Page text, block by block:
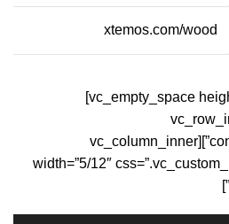
xtemos.com/wood
[/vc_column_text][vc_empty_space height=”10″]
content_placement=”middle”][vc_column_inner
width=”5/12″